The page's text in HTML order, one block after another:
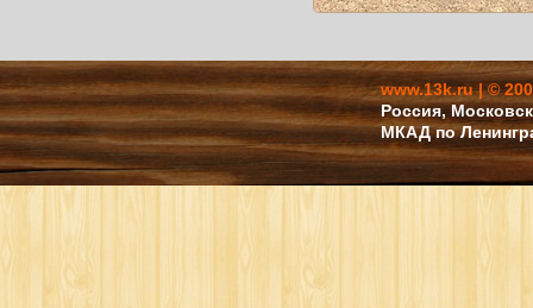
www.13k.ru | ©
Россия,
МКАД по